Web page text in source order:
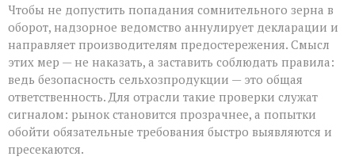
Чтобы не допустить попадания сомнительного зерна в
оборот, надзорное ведомство аннулирует декларации и
направляет производителям предостережения. Смысл
этих мер — не наказать, а заставить соблюдать правила:
ведь безопасность сельхозпродукции — это общая
ответственность. Для отрасли такие проверки служат
сигналом: рынок становится прозрачнее, а попытки
обойти обязательные требования быстро выявляются и
пресекаются.